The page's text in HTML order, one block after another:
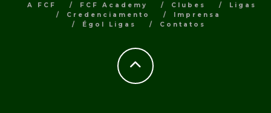
A FCF FCF Academy Clubes
Ligas
Credenciamento
Imprensa
Égol Ligas
Contatos